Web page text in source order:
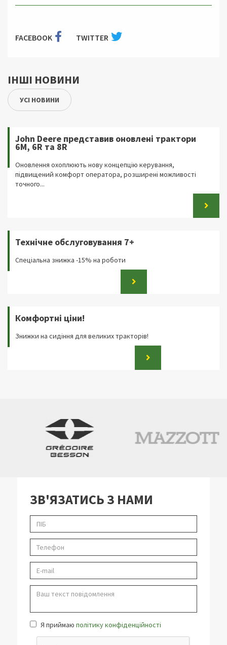
FACEBOOK TWITTER
ІНШІ НОВИНИ
УСІ НОВИНИ
John Deere представив оновлені трактори
6M, 6R та 8R
Оновлення охоплюють нову концепцію керування,
підвищений комфорт оператора, розширені можливості
точного...
Технічне обслуговування 7+
Спеціальна знижка -15% на роботи
Комфортні ціни!
Знижки на сидіння для великих тракторів!
ЗВ'ЯЗАТИСЬ З НАМИ
Я приймаю політику конфіденційності